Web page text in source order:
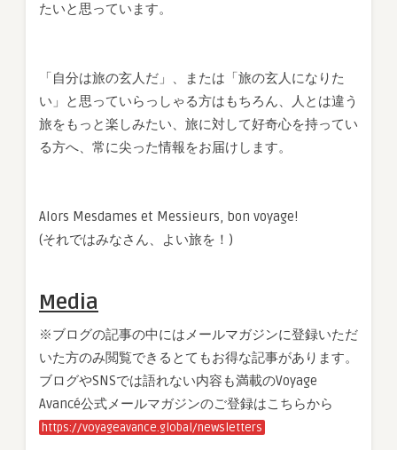
たいと思っています。
「自分は旅の玄人だ」、または「旅の玄人になりた
い」と思っていらっしゃる方はもちろん、人とは違う
旅をもっと楽しみたい、旅に対して好奇心を持ってい
る方へ、常に尖った情報をお届けします。
Alors Mesdames et Messieurs, bon voyage!
(それではみなさん、よい旅を！)
Media
※ブログの記事の中にはメールマガジンに登録いただ
いた方のみ閲覧できるとてもお得な記事があります。
ブログやSNSでは語れない内容も満載のVoyage
Avancé公式メールマガジンのご登録はこちらから
https://voyageavance.global/newsletters